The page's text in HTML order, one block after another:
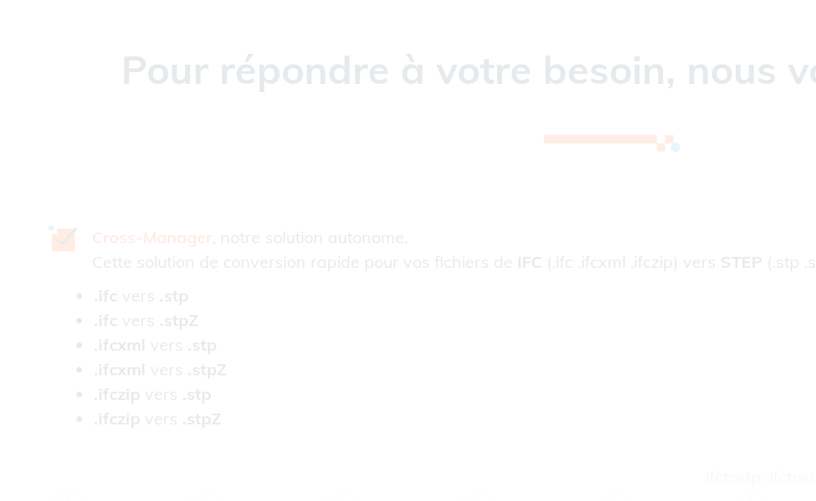
Pour répondre à votre besoin, nous
, notre solution autonome.
Cette solution de conversion rapide pour vos fichiers de IFC (.ifc .ifcxml .ifczip) vers STEP (.stp
.ifc vers .stp
.ifc vers .stpZ
.ifcxml vers .stp
.ifcxml vers .stpZ
.ifczip vers .stp
.ifczip vers .stpZ